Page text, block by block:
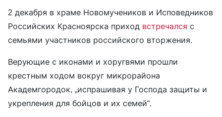
2 декабря в храме Новомучеников и Исповедников
Российских Красноярска приход встречался с
семьями участников российского вторжения.
Верующие с иконами и хоругвями прошли
крестным ходом вокруг микрорайона
Академгородок, „испрашивая у Господа защиты и
укрепления для бойцов и их семей“.